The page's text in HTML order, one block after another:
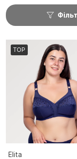
TOP
Elita